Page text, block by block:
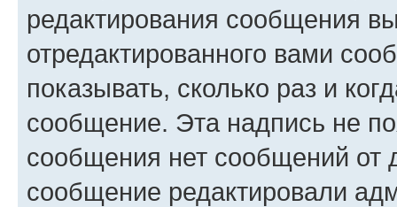
редактирования сообщения
отредактированного вами
показывать, сколько раз и
сообщение. Эта надпись не
сообщения нет сообщений от
сообщение редактировали